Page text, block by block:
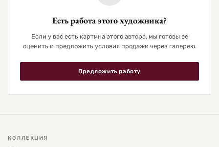
Есть работа этого художника?
Если у вас есть картина этого автора, мы готовы её
оценить и предложить условия продажи через галерею.
Предложить работу
КОЛЛЕКЦИЯ